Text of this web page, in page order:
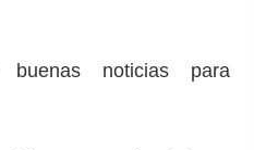
buenas noticias para